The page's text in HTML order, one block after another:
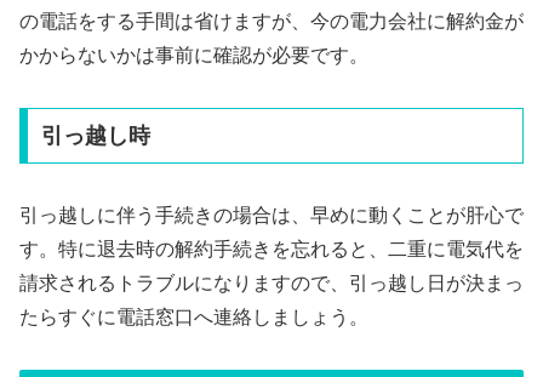
の電話をする手間は省けますが、今の電力会社に解約金が
かからないかは事前に確認が必要です。
引っ越し時
引っ越しに伴う手続きの場合は、早めに動くことが肝心で
す。特に退去時の解約手続きを忘れると、二重に電気代を
請求されるトラブルになりますので、引っ越し日が決まっ
たらすぐに電話窓口へ連絡しましょう。